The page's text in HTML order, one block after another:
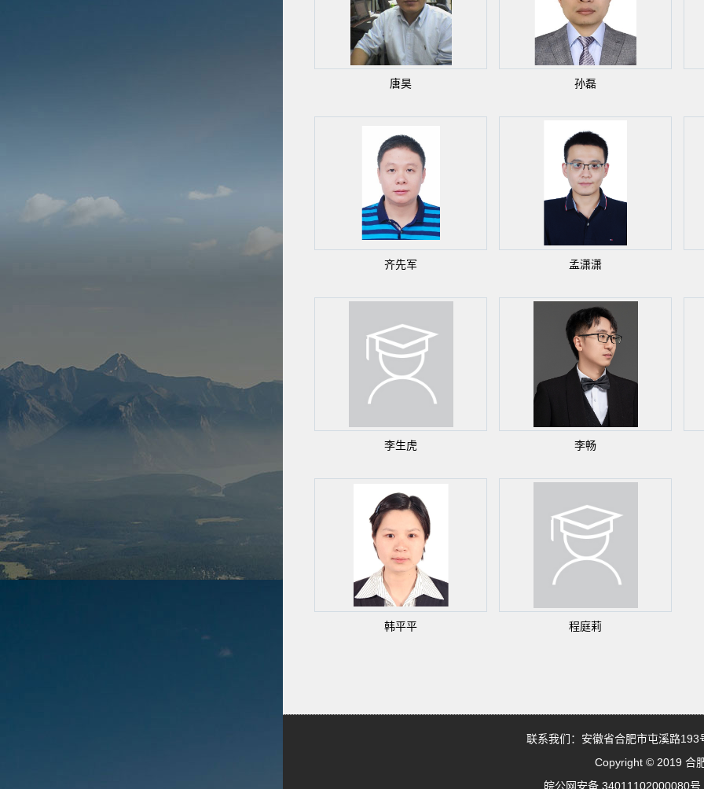
唐昊 孙磊
齐先军 孟潇潇
李生虎 李畅
韩平平 程庭莉
联系我们：安徽省合肥市屯溪路
Copyright © 2019
皖公网安备 34011102000080